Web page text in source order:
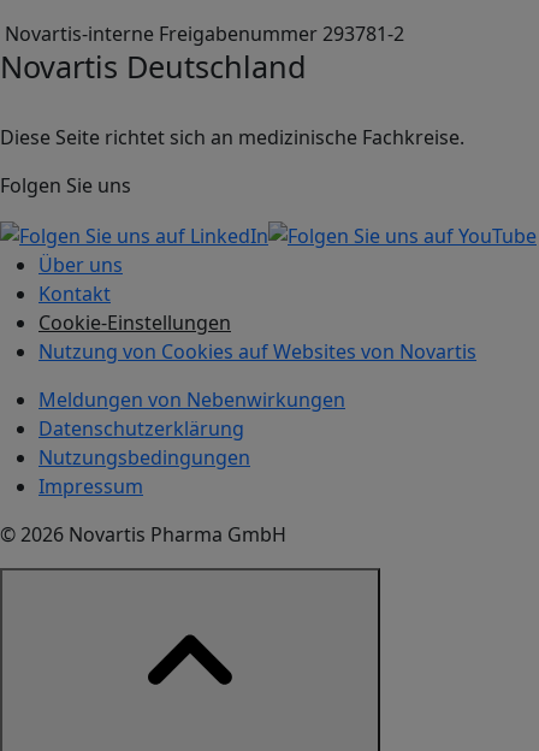
Novartis-interne Freigabenummer 293781-2
Novartis Deutschland
Diese Seite richtet sich an medizinische Fachkreise.
Folgen Sie uns
Über uns
Kontakt
Cookie-Einstellungen
Nutzung von Cookies auf Websites von Novartis
Meldungen von Nebenwirkungen
Datenschutzerklärung
Nutzungsbedingungen
Impressum
© 2026 Novartis Pharma GmbH